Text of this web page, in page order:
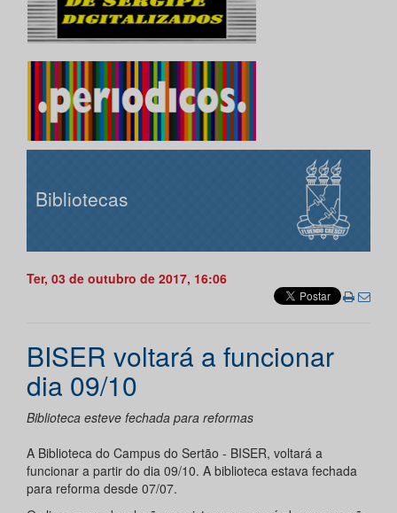
Bibliotecas
Ter, 03 de outubro de 2017, 16:06
BISER voltará a funcionar
dia 09/10
Biblioteca esteve fechada para reformas
A Biblioteca do Campus do Sertão - BISER, voltará a
funcionar a partir do dia 09/10. A biblioteca estava fechada
para reforma desde 07/07.